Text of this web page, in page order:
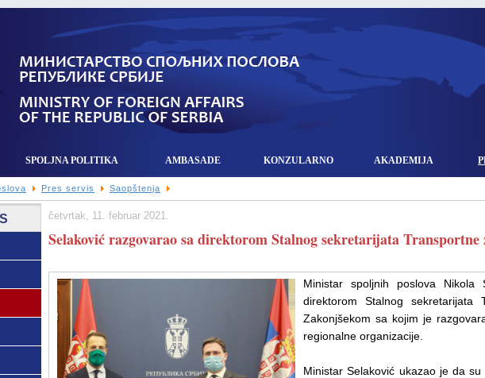
SPOLJNA POLITIKA AMBASADE KONZULARNO AKADEMIJA
Pres servis Saopštenja
četvrtak, 11. februar 2021.
Selaković razgovarao sa direktorom Stalnog sekretarijata Transportne
Ministar spoljnih poslova
direktorom Stalnog sekretarijata
Zakonjšekom sa kojim je
regionalne organizacije.
Ministar Selaković ukazao je da